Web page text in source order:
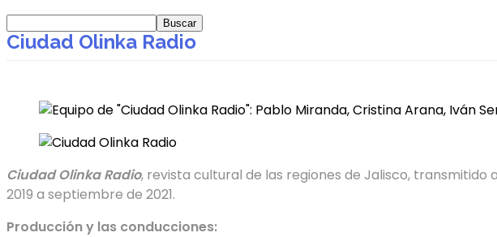
Ciudad Olinka Radio
Ciudad Olinka Radio, revista cultural de las regiones de Jalisco, transmitido
2019 a septiembre de 2021.
Producción y las conducciones: